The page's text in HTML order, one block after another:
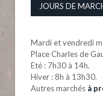
JOURS DE
Mardi et vendredi
Place Charles de
Eté : 7h30 à 14h.
Hiver : 8h à 13h30.
Autres marchés à